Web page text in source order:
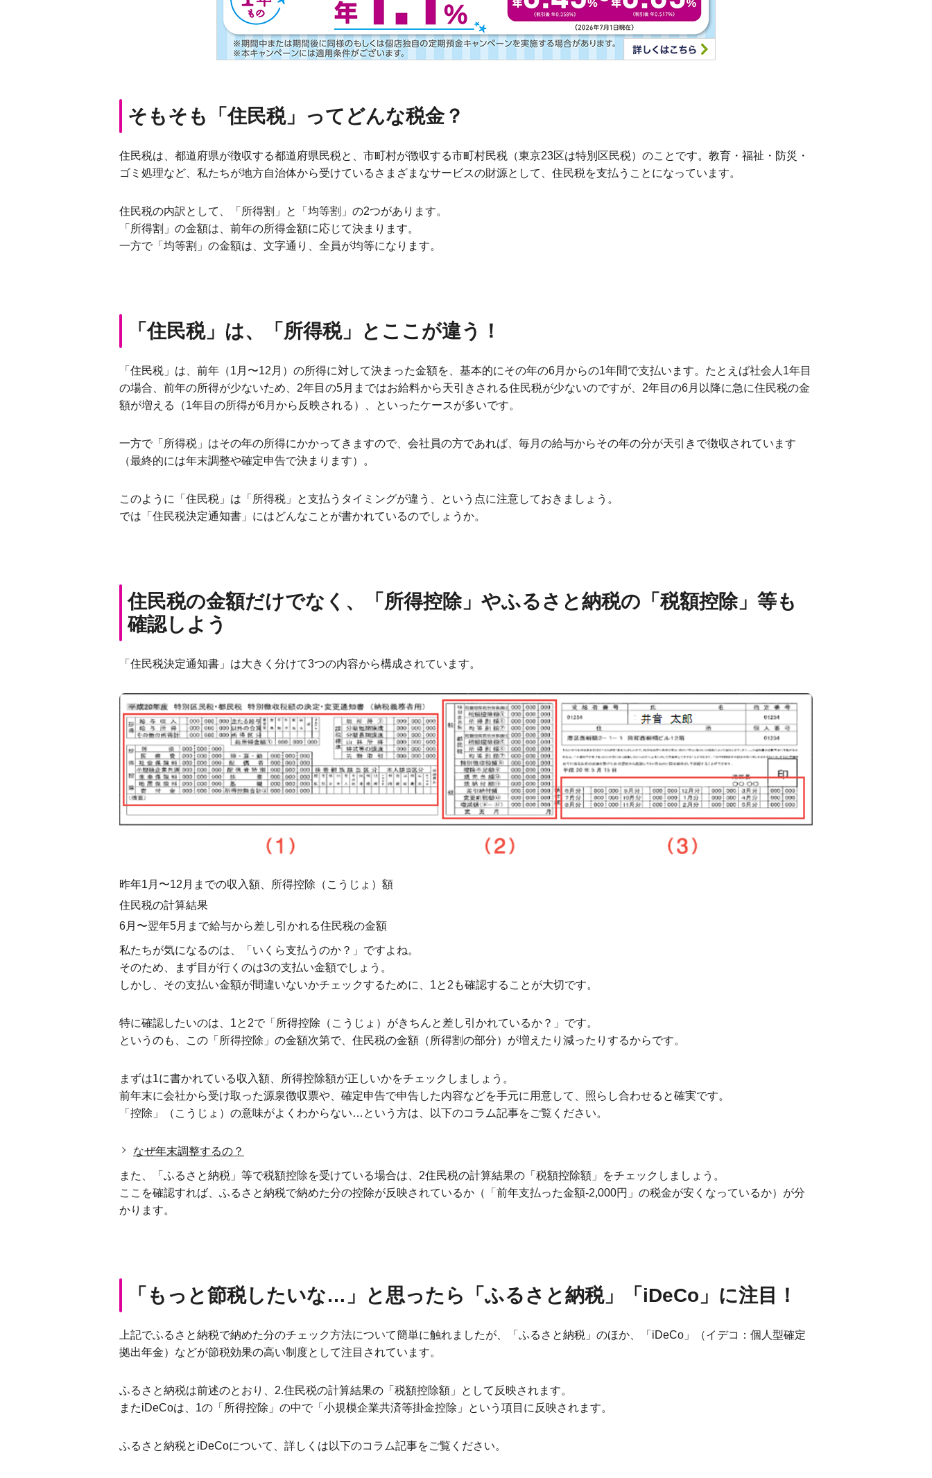
そもそも「住民税」ってどんな税金？
住民税は、都道府県が徴収する都道府県民税と、市町村が徴収する市町村民税（東京23区は特別区民税）のことです。教育・福祉・防災・
ゴミ処理など、私たちが地方自治体から受けているさまざまなサービスの財源として、住民税を支払うことになっています。
住民税の内訳として、「所得割」と「均等割」の2つがあります。
「所得割」の金額は、前年の所得金額に応じて決まります。
一方で「均等割」の金額は、文字通り、全員が均等になります。
「住民税」は、「所得税」とここが違う！
「住民税」は、前年（1月〜12月）の所得に対して決まった金額を、基本的にその年の6月からの1年間で支払います。たとえば社会人1年目
の場合、前年の所得が少ないため、2年目の5月まではお給料から天引きされる住民税が少ないのですが、2年目の6月以降に急に住民税の金
額が増える（1年目の所得が6月から反映される）、といったケースが多いです。
一方で「所得税」はその年の所得にかかってきますので、会社員の方であれば、毎月の給与からその年の分が天引きで徴収されています
（最終的には年末調整や確定申告で決まります）。
このように「住民税」は「所得税」と支払うタイミングが違う、という点に注意しておきましょう。
では「住民税決定通知書」にはどんなことが書かれているのでしょうか。
住民税の金額だけでなく、「所得控除」やふるさと納税の「税額控除」等も
確認しよう
「住民税決定通知書」は大きく分けて3つの内容から構成されています。
昨年1月〜12月までの収入額、所得控除（こうじょ）額
住民税の計算結果
6月〜翌年5月まで給与から差し引かれる住民税の金額
私たちが気になるのは、「いくら支払うのか？」ですよね。
そのため、まず目が行くのは3の支払い金額でしょう。
しかし、その支払い金額が間違いないかチェックするために、1と2も確認することが大切です。
特に確認したいのは、1と2で「所得控除（こうじょ）がきちんと差し引かれているか？」です。
というのも、この「所得控除」の金額次第で、住民税の金額（所得割の部分）が増えたり減ったりするからです。
まずは1に書かれている収入額、所得控除額が正しいかをチェックしましょう。
前年末に会社から受け取った源泉徴収票や、確定申告で申告した内容などを手元に用意して、照らし合わせると確実です。
「控除」（こうじょ）の意味がよくわからない…という方は、以下のコラム記事をご覧ください。
なぜ年末調整するの？
また、「ふるさと納税」等で税額控除を受けている場合は、2住民税の計算結果の「税額控除額」をチェックしましょう。
ここを確認すれば、ふるさと納税で納めた分の控除が反映されているか（「前年支払った金額-2,000円」の税金が安くなっているか）が分
かります。
「もっと節税したいな…」と思ったら「ふるさと納税」「iDeCo」に注目！
上記でふるさと納税で納めた分のチェック方法について簡単に触れましたが、「ふるさと納税」のほか、「iDeCo」（イデコ：個人型確定
拠出年金）などが節税効果の高い制度として注目されています。
ふるさと納税は前述のとおり、2.住民税の計算結果の「税額控除額」として反映されます。
またiDeCoは、1の「所得控除」の中で「小規模企業共済等掛金控除」という項目に反映されます。
ふるさと納税とiDeCoについて、詳しくは以下のコラム記事をご覧ください。